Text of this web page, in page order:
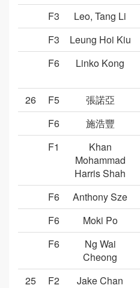
F3
Leo, Tang Li
F3
Leung Hoi Kiu
F6
Linko Kong
26
F5 張諾亞
F6
施浩豐
F1
Khan
Mohammad
Harris Shah
F6 Anthony Sze
F6
Moki Po
F6
Ng Wai
Cheong
25 F2 Jake Chan